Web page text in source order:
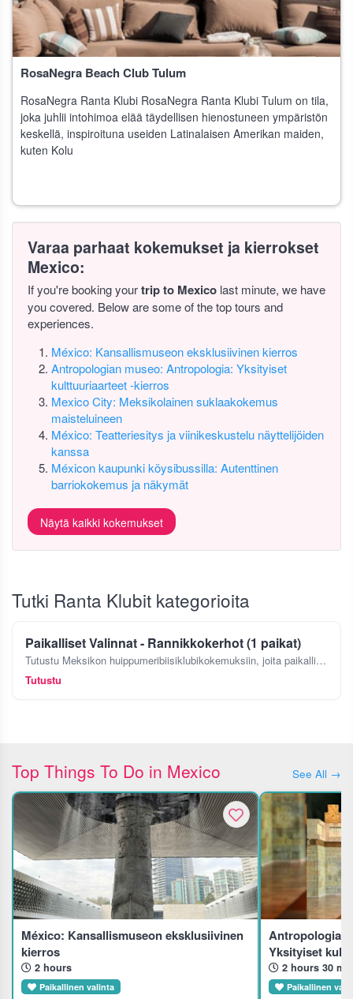
RosaNegra Beach Club Tulum
RosaNegra Ranta Klubi RosaNegra Ranta Klubi Tulum on tila,
joka juhlii intohimoa elää täydellisen hienostuneen ympäristön
keskellä, inspiroituna useiden Latinalaisen Amerikan maiden,
kuten Kolu
Varaa parhaat kokemukset ja kierrokset
Mexico:
If you're booking yourtrip to Mexico last minute, we have
you covered. Below are some of the top tours and
experiences.
México: Kansallismuseon eksklusiivinen kierros
Antropologian museo: Antropologia: Yksityiset
kulttuuriaarteet -kierros
Mexico City: Meksikolainen suklaakokemus
maisteluineen
México: Teatteriesitys ja viinikeskustelu näyttelijöiden
kanssa
Méxicon kaupunki köysibussilla: Autenttinen
barriokokemus ja näkymät
Näytä kaikki kokemukset
Tutki Ranta Klubit kategorioita
Paikalliset Valinnat - Rannikkokerhot (1 paikat)
Tutustu Meksikon huippumeribiisiklubikokemuksiin, joita paikalliset asiantuntijat ovat valinneet, jotka tuntevat rannan kuin omat taskunsa. Etsitpä vilkasta tunnelmaa elävän musiikin kanssa, ylelli
Tutustu
Top Things To Do in Mexico See All →
México: Kansallismuseon eksklusiivinen
kierros
2 hours
Paikallinen valinta
Antropologian
Yksityiset
2 hours 30
Paikallinen